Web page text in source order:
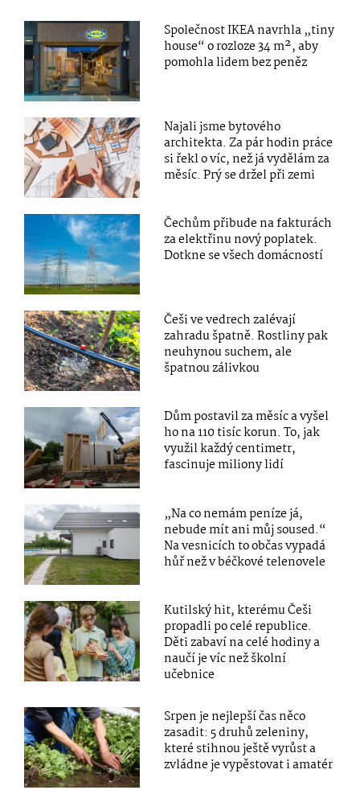
Společnost IKEA navrhla „tiny
house“ o rozloze 34 m², aby
pomohla lidem bez peněz
Najali jsme bytového
architekta. Za pár hodin práce
si řekl o víc, než já vydělám za
měsíc. Prý se držel při zemi
Čechům přibude na fakturách
za elektřinu nový poplatek.
Dotkne se všech domácností
Češi ve vedrech zalévají
zahradu špatně. Rostliny pak
neuhynou suchem, ale
špatnou zálivkou
Dům postavil za měsíc a vyšel
ho na 110 tisíc korun. To, jak
využil každý centimetr,
fascinuje miliony lidí
„Na co nemám peníze já,
nebude mít ani můj soused.“
Na vesnicích to občas vypadá
hůř než v béčkové telenovele
Kutilský hit, kterému Češi
propadli po celé republice.
Děti zabaví na celé hodiny a
naučí je víc než školní
učebnice
Srpen je nejlepší čas něco
zasadit: 5 druhů zeleniny,
které stihnou ještě vyrůst a
zvládne je vypěstovat i amatér